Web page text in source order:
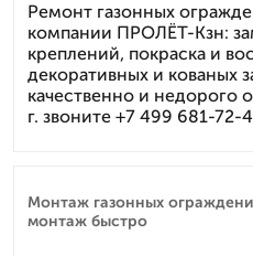
Ремонт газонных
компании ПРОЛЁТ-Кзн:
креплений, покраска и
декоративных и кованых
качественно и недорого
г. звоните +7 499 681-72-
Монтаж газонных
монтаж быстро